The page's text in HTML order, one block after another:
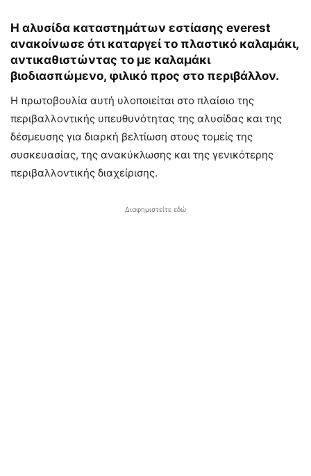
Η αλυσίδα καταστημάτων εστίασης everest
ανακοίνωσε ότι καταργεί το πλαστικό καλαμάκι,
αντικαθιστώντας το με καλαμάκι
βιοδιασπώμενο, φιλικό προς στο περιβάλλον.
Η πρωτοβουλία αυτή υλοποιείται στο πλαίσιο της
περιβαλλοντικής υπευθυνότητας της αλυσίδας και της
δέσμευσης για διαρκή βελτίωση στους τομείς της
συσκευασίας, της ανακύκλωσης και της γενικότερης
περιβαλλοντικής διαχείρισης.
Διαφημιστείτε εδώ